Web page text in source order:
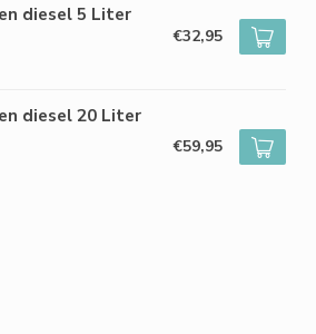
diesel 5 Liter
€32,95
diesel 20 Liter
€59,95